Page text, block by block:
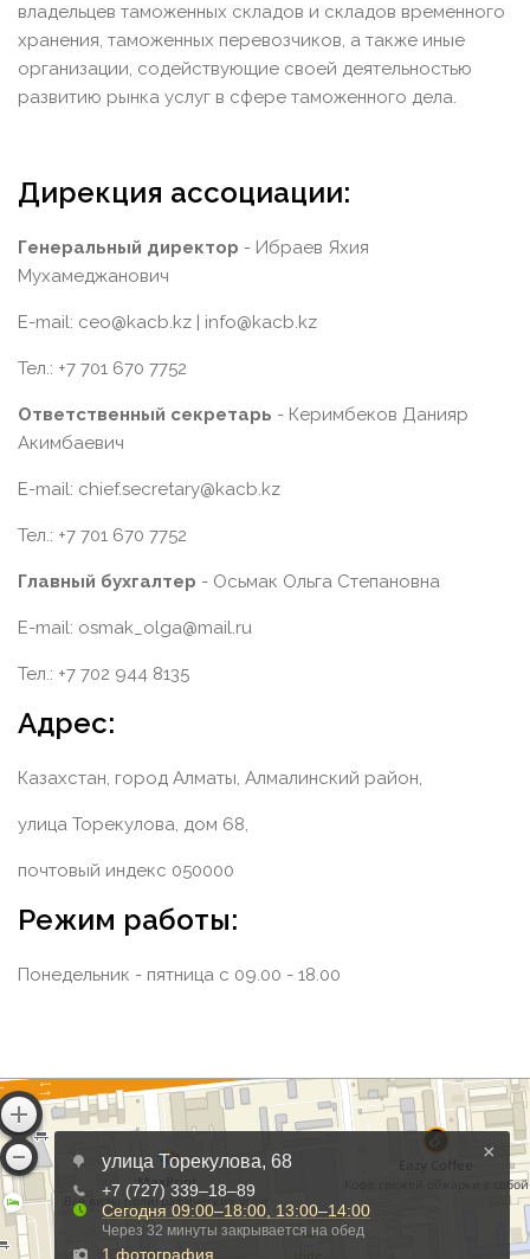
владельцев таможенных складов и складов временного
хранения, таможенных перевозчиков, а также иные
организации, содействующие своей деятельностью
развитию рынка услуг в сфере таможенного дела.
Дирекция ассоциации:
Генеральный директор - Ибраев Яхия
Мухамеджанович
E-mail: ceo@kacb.kz | info@kacb.kz
Тел.: +7 701 670 7752
Ответственный секретарь - Керимбеков Данияр
Акимбаевич
E-mail: chief.secretary@kacb.kz
Тел.: +7 701 670 7752
Главный бухгалтер - Осьмак Ольга Степановна
E-mail: osmak_olga@mail.ru
Тел.: +7 702 944 8135
Адрес:
Казахстан, город Алматы, Алмалинский район,
улица Торекулова, дом 68,
почтовый индекс 050000
Режим работы:
Понедельник - пятница с 09.00 - 18.00